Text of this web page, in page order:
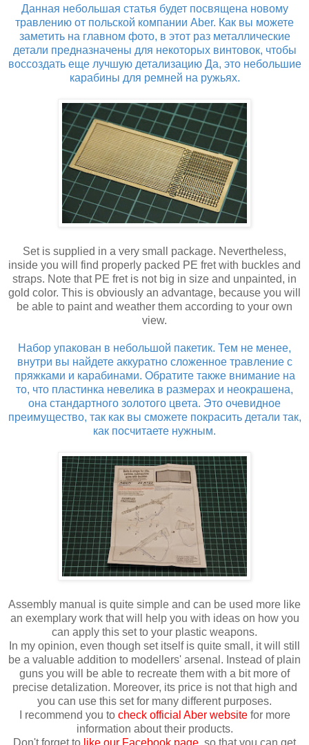
Данная небольшая статья будет посвящена новому
травлению от польской компании Aber. Как вы можете
заметить на главном фото, в этот раз металлические
детали предназначены для некоторых винтовок, чтобы
воссоздать еще лучшую детализацию Да, это небольшие
карабины для ремней на ружьях.
Set is supplied in a very small package. Nevertheless,
inside you will find properly packed PE fret with buckles and
straps. Note that PE fret is not big in size and unpainted, in
gold color. This is obviously an advantage, because you will
be able to paint and weather them according to your own
view.
Набор упакован в небольшой пакетик. Тем не менее,
внутри вы найдете аккуратно сложенное травление с
пряжками и карабинами. Обратите также внимание на
то, что пластинка невелика в размерах и неокрашена,
она стандартного золотого цвета. Это очевидное
преимущество, так как вы сможете покрасить детали так,
как посчитаете нужным.
Assembly manual is quite simple and can be used more like
an exemplary work that will help you with ideas on how you
can apply this set to your plastic weapons.
In my opinion, even though set itself is quite small, it will still
be a valuable addition to modellers' arsenal. Instead of plain
guns you will be able to recreate them with a bit more of
precise detalization. Moreover, its price is not that high and
you can use this set for many different purposes.
I recommend you to check official Aber websitefor more
information about their products.
Don't forget to like our Facebook page , so that you can get